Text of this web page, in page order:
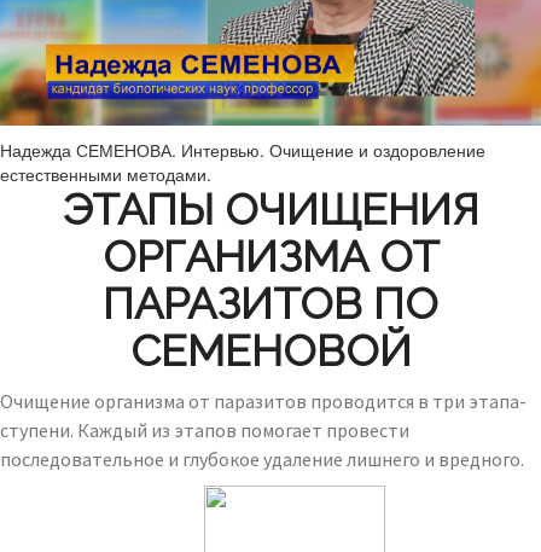
Надежда СЕМЕНОВА. Интервью. Очищение и оздоровление
естественными методами.
ЭТАПЫ ОЧИЩЕНИЯ
ОРГАНИЗМА ОТ
ПАРАЗИТОВ ПО
СЕМЕНОВОЙ
Очищение организма от паразитов проводится в три этапа-
ступени. Каждый из этапов помогает провести
последовательное и глубокое удаление лишнего и вредного.